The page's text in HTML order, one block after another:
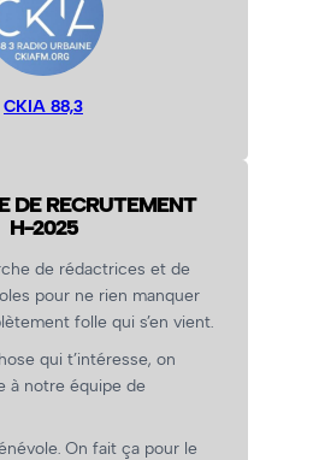
CKIA 88,3
DE RECRUTEMENT
H-2025
de rédactrices et de
pour ne rien manquer
folle qui s’en vient.
qui t’intéresse, on
à notre équipe de
On fait ça pour le